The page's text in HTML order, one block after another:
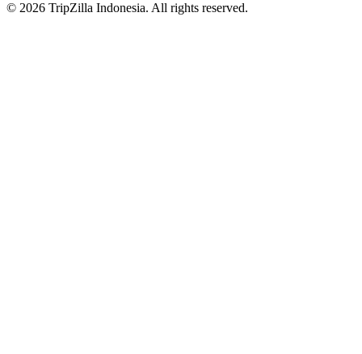
© 2026 TripZilla Indonesia. All rights reserved.